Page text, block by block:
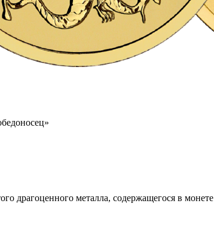
драгоценного металла, содержащегося в монете